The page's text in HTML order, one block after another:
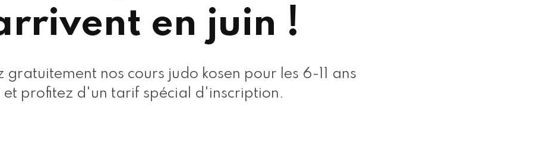
en juin !
gratuitement nos cours judo kosen pour les 6-11 ans
et profitez d'un tarif spécial d'inscription.